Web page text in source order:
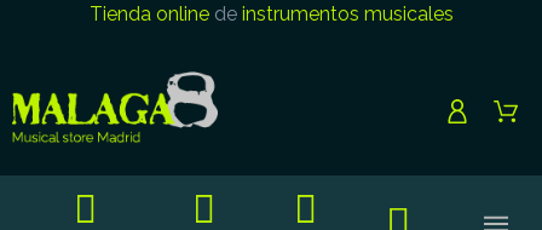
Tienda onlinede instrumentos musicales